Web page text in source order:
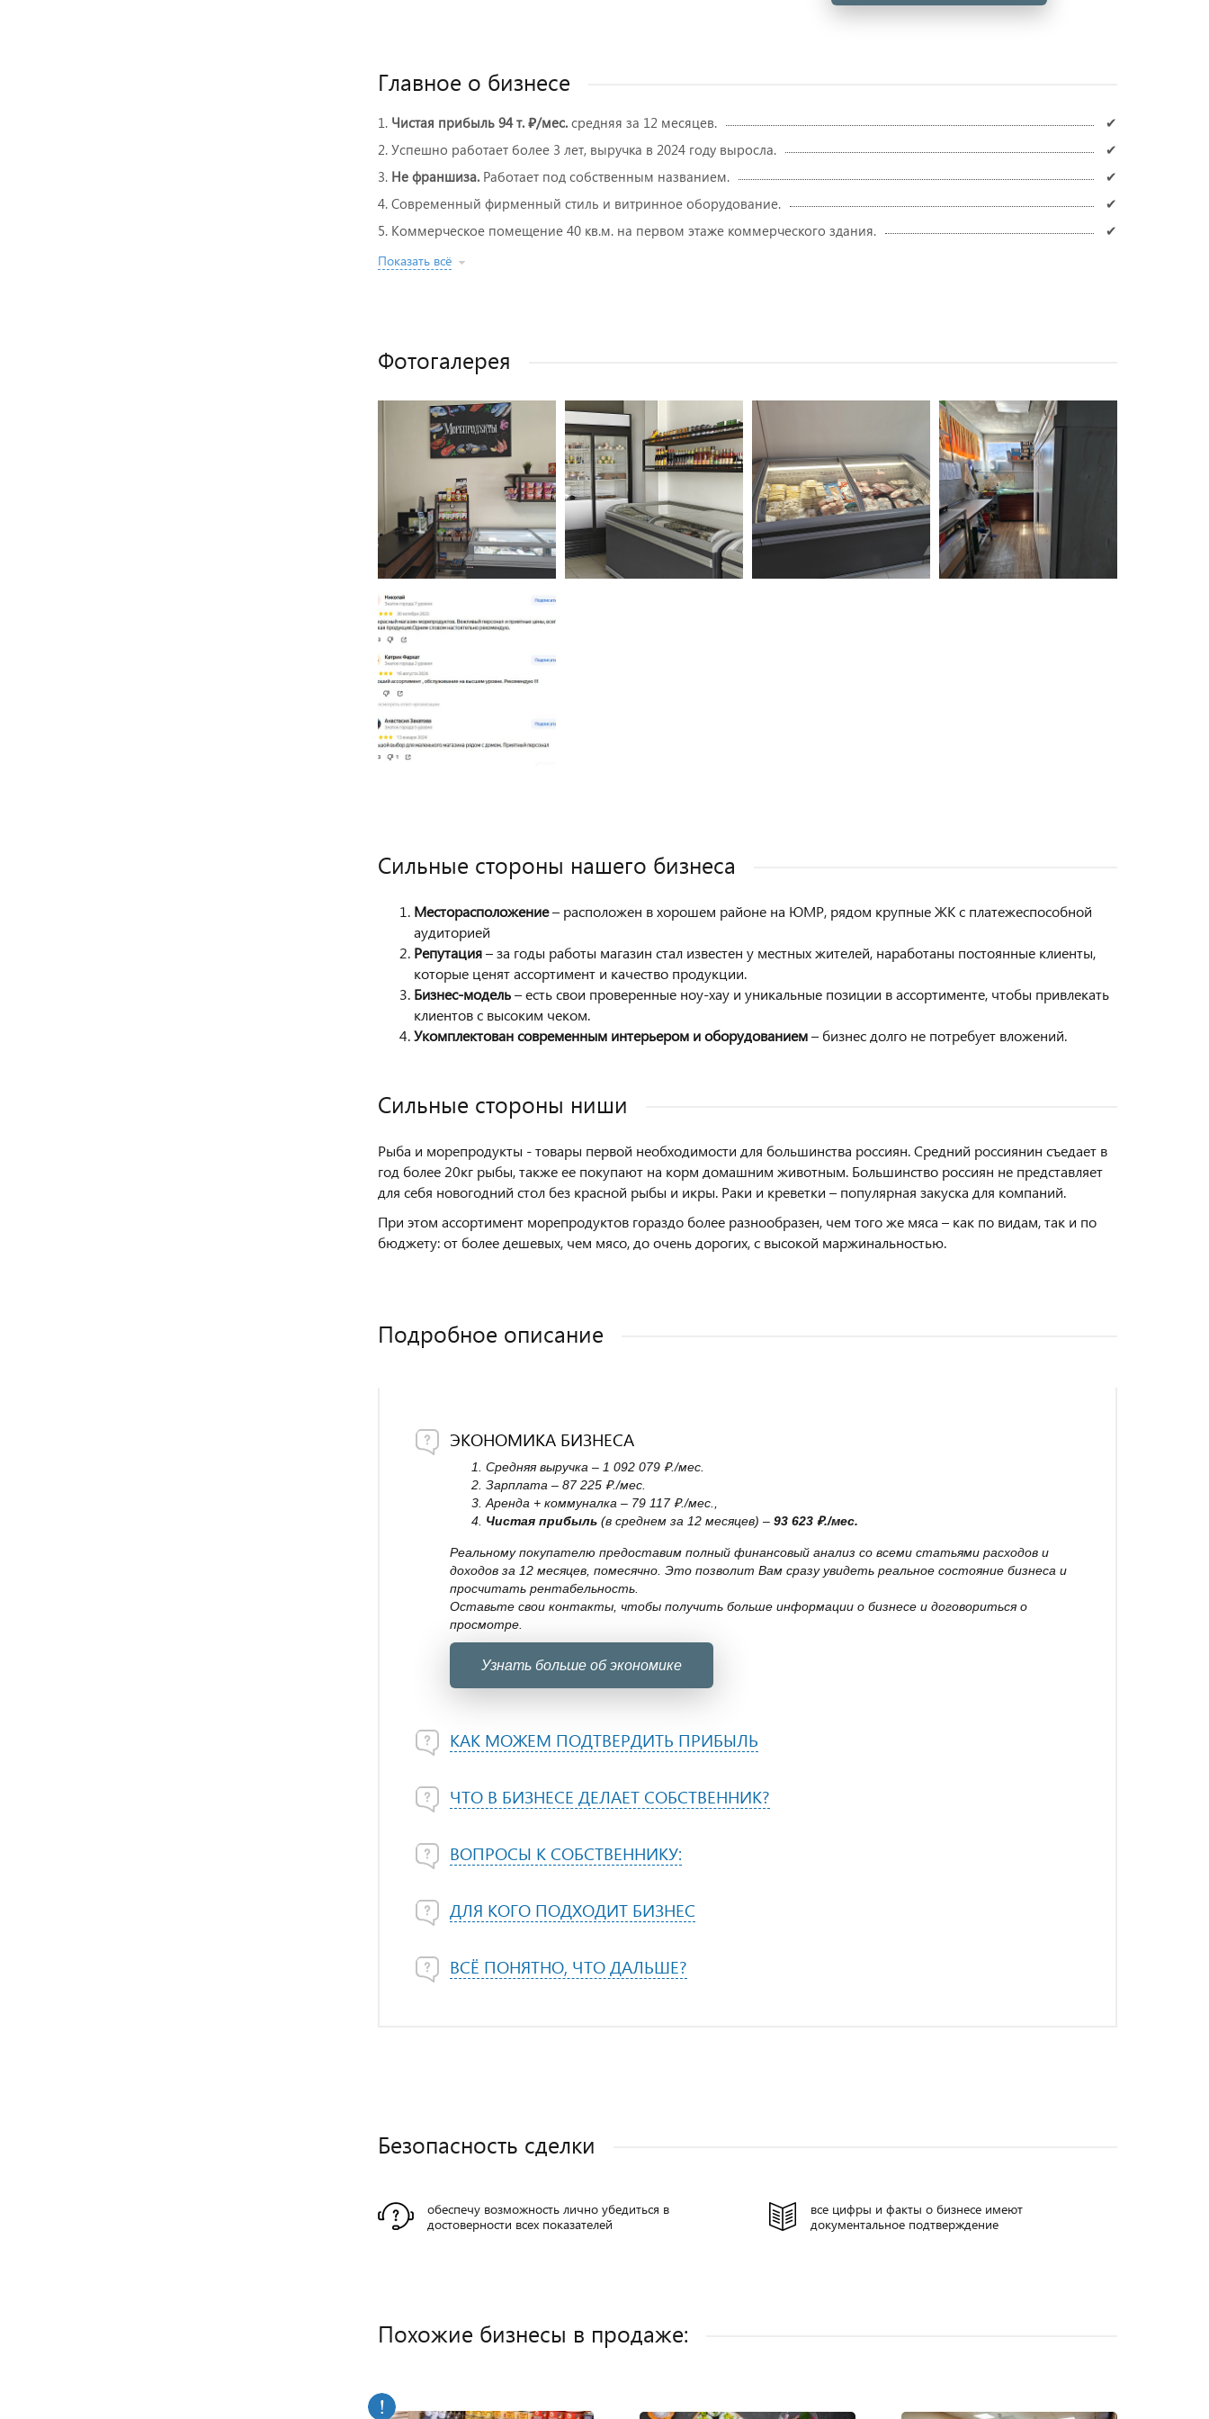
Главное о бизнесе
1. Чистая прибыль 94 т. ₽/мес.средняя за 12 месяцев.
✔
2. Успешно работает более 3 лет, выручка в 2024 году выросла.
✔
3. Не франшиза.Работает под собственным названием.
✔
4. Современный фирменный стиль и витринное оборудование.
✔
5. Коммерческое помещение 40 кв.м. на первом этаже коммерческого здания.
✔
Показать всё
Фотогалерея
Сильные стороны нашего бизнеса
Месторасположение– расположен в хорошем районе на ЮМР, рядом крупные ЖК с платежеспособной
аудиторией
Репутация– за годы работы магазин стал известен у местных жителей, наработаны постоянные клиенты,
которые ценят ассортимент и качество продукции.
Бизнес-модель– есть свои проверенные ноу-хау и уникальные позиции в ассортименте, чтобы привлекать
клиентов с высоким чеком.
Укомплектован современным интерьером и оборудованием– бизнес долго не потребует вложений.
Сильные стороны ниши
Рыба и морепродукты - товары первой необходимости для большинства россиян. Средний россиянин съедает в
год более 20кг рыбы, также ее покупают на корм домашним животным. Большинство россиян не представляет
для себя новогодний стол без красной рыбы и икры. Раки и креветки – популярная закуска для компаний.
При этом ассортимент морепродуктов гораздо более разнообразен, чем того же мяса – как по видам, так и по
бюджету: от более дешевых, чем мясо, до очень дорогих, с высокой маржинальностью.
Подробное описание
ЭКОНОМИКА БИЗНЕСА
Средняя выручка – 1 092 079 ₽./мес.
Зарплата – 87 225 ₽./мес.
Аренда + коммуналка – 79 117 ₽./мес.,
Чистая прибыль(в среднем за 12 месяцев) – 93 623 ₽./мес.
Реальному покупателю предоставим полный финансовый анализ со всеми статьями расходов и
доходов за 12 месяцев, помесячно. Это позволит Вам сразу увидеть реальное состояние бизнеса и
просчитать рентабельность.
Оставьте свои контакты, чтобы получить больше информации о бизнесе и договориться о
просмотре.
Узнать больше об экономике
КАК МОЖЕМ ПОДТВЕРДИТЬ ПРИБЫЛЬ
ЧТО В БИЗНЕСЕ ДЕЛАЕТ СОБСТВЕННИК?
ВОПРОСЫ К СОБСТВЕННИКУ:
ДЛЯ КОГО ПОДХОДИТ БИЗНЕС
ВСЁ ПОНЯТНО, ЧТО ДАЛЬШЕ?
Безопасность сделки
обеспечу возможность лично убедиться в
достоверности всех показателей
все цифры и факты о бизнесе имеют
документальное подтверждение
Похожие бизнесы в продаже: